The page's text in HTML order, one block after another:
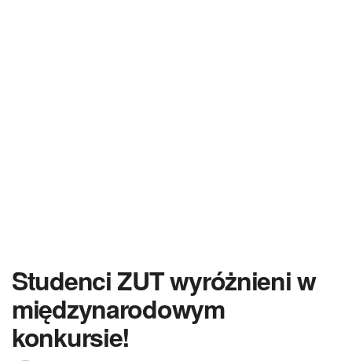
Studenci ZUT wyróżnieni w
międzynarodowym
konkursie!